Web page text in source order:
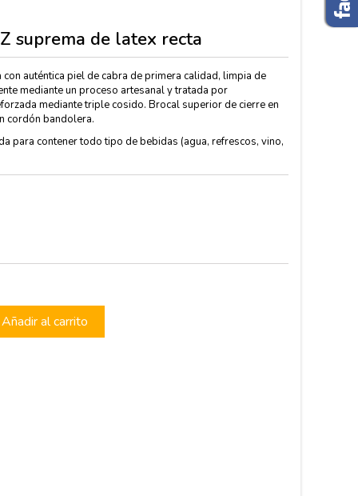
suprema de latex recta
auténtica piel de cabra de primera calidad, limpia de
mediante un proceso artesanal y tratada por
mediante triple cosido. Brocal superior de cierre en
cordón bandolera.
para contener todo tipo de bebidas (agua, refrescos, vino,
Añadir al carrito